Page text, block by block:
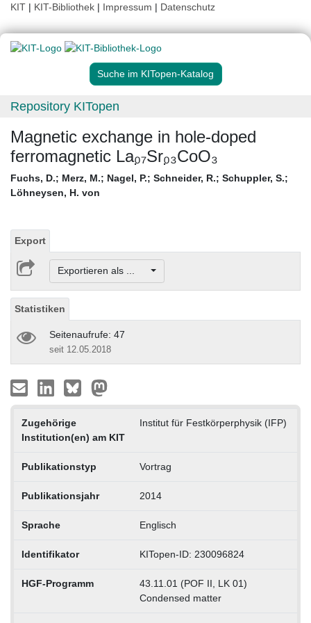
KIT | KIT-Bibliothek | Impressum | Datenschutz
Suche im KITopen-Katalog
Repository KITopen
Magnetic exchange in hole-doped
ferromagnetic La₀̣₇Sr₀̣₃CoO₃
Fuchs, D.; Merz, M.; Nagel, P.; Schneider, R.; Schuppler, S.;
Löhneysen, H. von
Export
Exportieren als ...
Statistiken
Seitenaufrufe: 47
seit 12.05.2018
Zugehörige
Institution(en) am KIT
Institut für Festkörperphysik (IFP)
Publikationstyp Vortrag
Publikationsjahr 2014
Sprache Englisch
Identifikator KITopen-ID: 230096824
HGF-Programm
43.11.01 (POF II, LK 01)
Condensed matter